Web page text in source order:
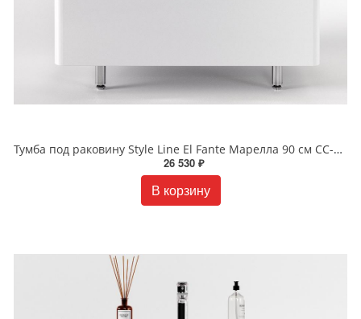
Тумба под раковину Style Line El Fante Марелла 90 см СС-00002417 белый глянец
26 530 ₽
В корзину